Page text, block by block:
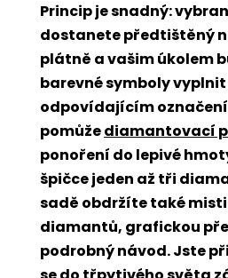
Princip je snadný:
dostanete předtištěný
plátně a vašim úkolem
barevné symboly
odpovídajícím
pomůžediamantovací
ponoření do lepivé
špičce jeden až tři
sadě obdržíte také
diamantů, grafickou
podrobný návod. Jste